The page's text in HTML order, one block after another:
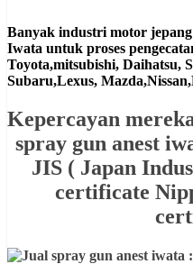
Banyak industri motor
Iwata untuk proses
Toyota,mitsubishi, Daihatsu,
Subaru,Lexus,
Kepercayan
spray gun anest
JIS ( Japan
certificate